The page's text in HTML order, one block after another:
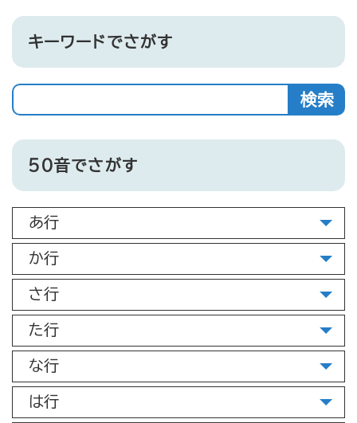
キーワードでさがす
キ
ー
ワ
ド
を
50音でさがす
あ行
か行
さ行
た行
な行
は行